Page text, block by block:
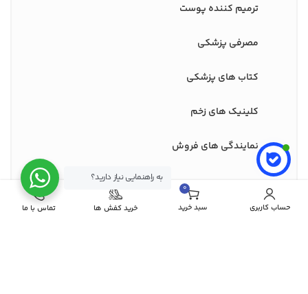
ترمیم کننده پوست
مصرفی پزشکی
کتاب های پزشکی
کلینیک های زخم
نمایندگی های فروش
نماد های اعتماد ما
حساب کاربری
0
مورد
سبد خرید خرید کفش ها تماس با ما
به راهنمایی نیاز دارید؟